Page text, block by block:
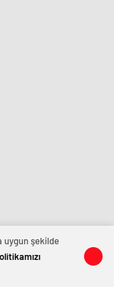
uygun şekilde